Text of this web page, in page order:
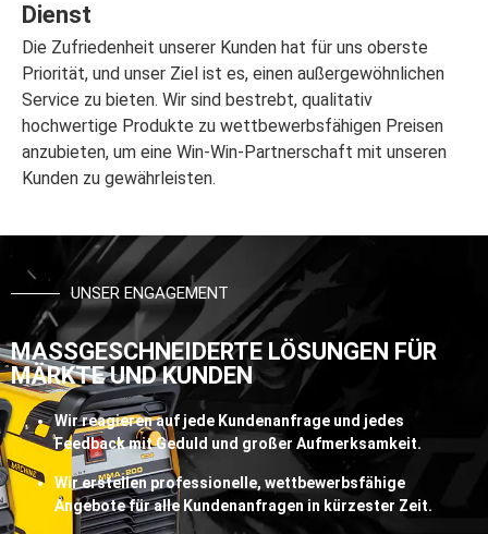
Dienst
Die Zufriedenheit unserer Kunden hat für uns oberste
Priorität, und unser Ziel ist es, einen außergewöhnlichen
Service zu bieten. Wir sind bestrebt, qualitativ
hochwertige Produkte zu wettbewerbsfähigen Preisen
anzubieten, um eine Win-Win-Partnerschaft mit unseren
Kunden zu gewährleisten.
UNSER ENGAGEMENT
MASSGESCHNEIDERTE LÖSUNGEN FÜR
MÄRKTE UND KUNDEN
Wir reagieren auf jede Kundenanfrage und jedes
Feedback mit Geduld und großer Aufmerksamkeit.
Wir erstellen professionelle, wettbewerbsfähige
Angebote für alle Kundenanfragen in kürzester Zeit.